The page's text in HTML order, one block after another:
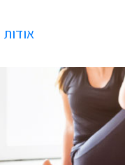
אודות